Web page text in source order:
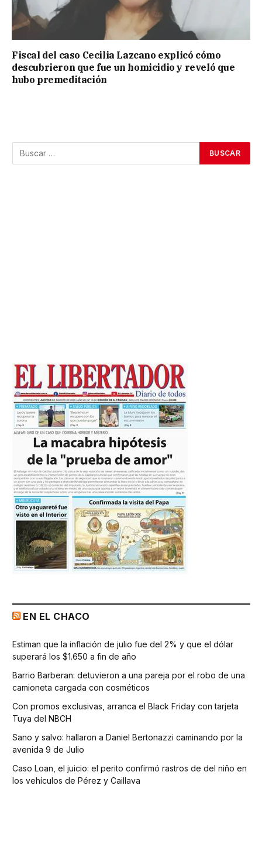
Fiscal del caso Cecilia Lazcano explicó cómo
descubrieron que fue un homicidio y reveló que
hubo premeditación
EN EL CHACO
Estiman que la inflación de julio fue del 2% y que el dólar
superará los $1.650 a fin de año
Barrio Barberan: detuvieron a una pareja por el robo de una
camioneta cargada con cosméticos
Con promos exclusivas, arranca el Black Friday con tarjeta
Tuya del NBCH
Sano y salvo: hallaron a Daniel Bertonazzi caminando por la
avenida 9 de Julio
Caso Loan, el juicio: el perito confirmó rastros de del niño en
los vehículos de Pérez y Caillava